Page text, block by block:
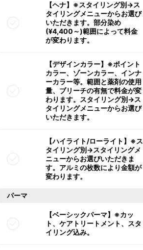
【ヘナ】※スタイリング別→ス
タイリングメニューからお選び
いただきます。部分染め
(¥4,400～)範囲によって料金
が変わります。
【デザインカラー】※ポイント
カラー、ゾーンカラー、インナ
ーカラー等。範囲と薬剤の使用
量、ブリーチの有無で料金が変
わります。スタイリング別→ス
タイリングメニューからお選び
いただきます。
【ハイライト/ローライト】※ス
タイリング別→スタイリングメ
ニューからお選びいただきま
す。アルミの枚数により金額が
変わります。
パーマ
【ベーシックパーマ】※カッ
ト、ケアトリートメント、スタ
イリング込み。